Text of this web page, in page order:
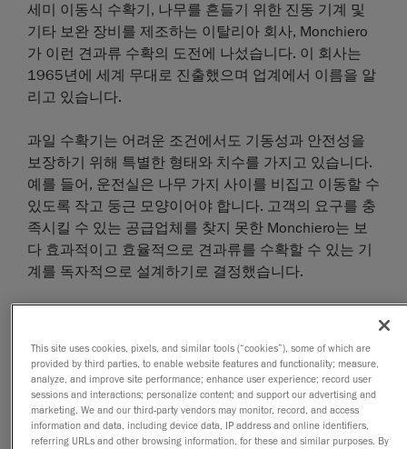
세미 이동식 수확기, 나무를 흔들기 위한 진동 기계 및
기타 보완 장비를 제조하는 이탈리아 회사, Monchiero
가 이런 견과류 수확의 도전에 나섰습니다. 이 회사는
1965년에 세계 무대로 진출했으며 업계에서 이름을 알
리고 있습니다.
과일 수확기는 어려운 조건에서도 기동성과 안전성을
보장하기 위해 특별한 형태와 치수를 가지고 있습니다.
예를 들어, 운전실은 나무 가지 사이를 비집고 이동할 수
있도록 작고 둥근 모양이어야 합니다. 고객의 요구를 충
족시킬 수 있는 공급업체를 찾지 못한 Monchiero는 보
다 효과적이고 효율적으로 견과류를 수확할 수 있는 기
계를 독자적으로 설계하기로 결정했습니다.
처음부터 운전실 조립은 쉽지 않았습니다. 다양한 구성
품과 곡선형 부품을 정확하게 결합하고 설치해야 했는
데, 이 중 상당수는 일단 생산된 후에는 수정이 불가능했
This site uses cookies, pixels, and similar tools (“cookies”), some of which are
provided by third parties, to enable website features and functionality; measure,
analyze, and improve site performance; enhance user experience; record user
sessions and interactions; personalize content; and support our advertising and
marketing. We and our third-party vendors may monitor, record, and access
information and data, including device data, IP address and online identifiers,
referring URLs and other browsing information, for these and similar purposes. By